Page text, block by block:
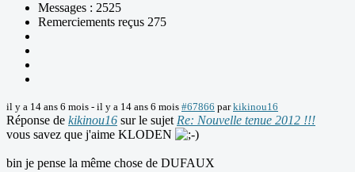
Messages : 2525
Remerciements reçus 275
il y a 14 ans 6 mois - il y a 14 ans 6 mois #67866 parkikinou16
Réponse de kikinou16 sur le sujet Re: Nouvelle tenue 2012 !!!
vous savez que j'aime KLODEN
bin je pense la même chose de DUFAUX